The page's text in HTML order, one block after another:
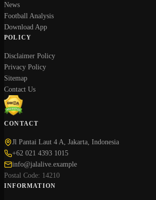
News
Football Analysis
Download App
POLICY
Disclaimer Policy
Privacy Policy
Sitemap
Contact Us
CONTACT
Jl Pantai Laut 4 A, Jakarta, Indonesia
+62 021 4393 1015
info@jalalive.example
Postal Code: 14210
INFORMATION